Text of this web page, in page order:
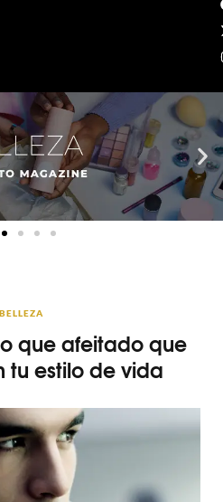
BELLEZA
que afeitado que
tu estilo de vida